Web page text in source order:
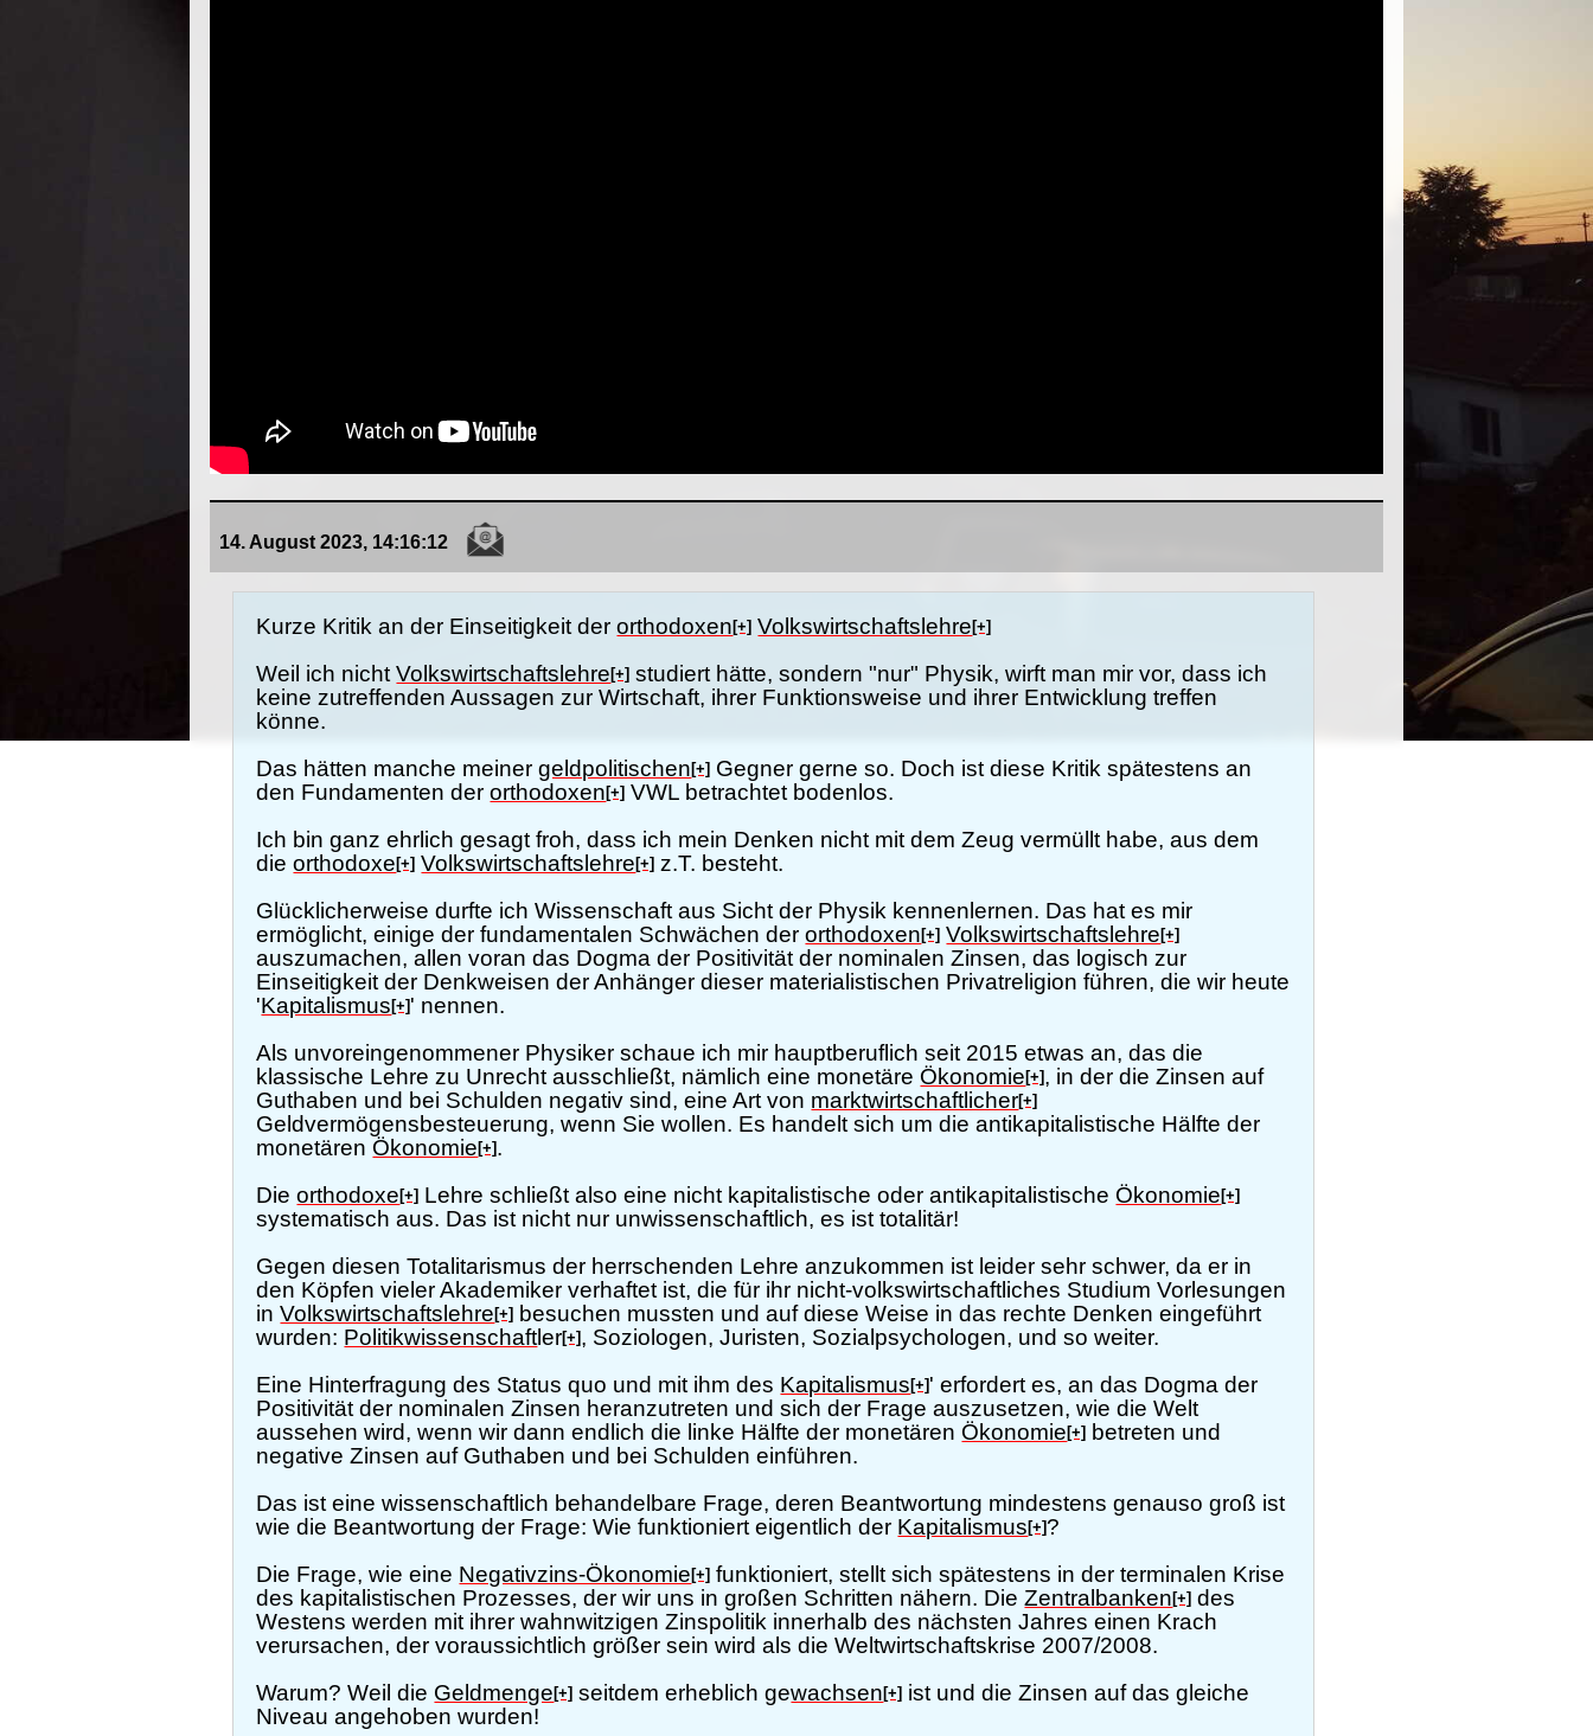
14. August 2023, 14:16:12
Kurze Kritik an der Einseitigkeit derorthodoxen[+] Volkswirtschaftslehre[+]
Weil ich nichtVolkswirtschaftslehre[+] studiert hätte, sondern "nur" Physik, wirft man mir vor, dass ich
keine zutreffenden Aussagen zur Wirtschaft, ihrer Funktionsweise und ihrer Entwicklung treffen
könne.
Das hätten manche meinergeldpolitischen[+] Gegner gerne so. Doch ist diese Kritik spätestens an
den Fundamenten derorthodoxen[+] VWL betrachtet bodenlos.
Ich bin ganz ehrlich gesagt froh, dass ich mein Denken nicht mit dem Zeug vermüllt habe, aus dem
dieorthodoxe[+] Volkswirtschaftslehre[+] z.T. besteht.
Glücklicherweise durfte ich Wissenschaft aus Sicht der Physik kennenlernen. Das hat es mir
ermöglicht, einige der fundamentalen Schwächen derorthodoxen[+] Volkswirtschaftslehre[+]
auszumachen, allen voran das Dogma der Positivität der nominalen Zinsen, das logisch zur
Einseitigkeit der Denkweisen der Anhänger dieser materialistischen Privatreligion führen, die wir heute
'Kapitalismus[+] ' nennen.
Als unvoreingenommener Physiker schaue ich mir hauptberuflich seit 2015 etwas an, das die
klassische Lehre zu Unrecht ausschließt, nämlich eine monetäre Ökonomie[+] , in der die Zinsen auf
Guthaben und bei Schulden negativ sind, eine Art von marktwirtschaftlicher[+]
Geldvermögensbesteuerung, wenn Sie wollen. Es handelt sich um die antikapitalistische Hälfte der
monetären Ökonomie[+] .
Dieorthodoxe[+] Lehre schließt also eine nicht kapitalistische oder antikapitalistische Ökonomie[+]
systematisch aus. Das ist nicht nur unwissenschaftlich, es ist totalitär!
Gegen diesen Totalitarismus der herrschenden Lehre anzukommen ist leider sehr schwer, da er in
den Köpfen vieler Akademiker verhaftet ist, die für ihr nicht-volkswirtschaftliches Studium Vorlesungen
inVolkswirtschaftslehre[+]
besuchen mussten und auf diese Weise in das rechte Denken eingeführt
wurden: Politikwissenschaftler[+] , Soziologen, Juristen, Sozialpsychologen, und so weiter.
Eine Hinterfragung des Status quo und mit ihm des Kapitalismus[+] ' erfordert es, an das Dogma der
Positivität der nominalen Zinsen heranzutreten und sich der Frage auszusetzen, wie die Welt
aussehen wird, wenn wir dann endlich die linke Hälfte der monetären Ökonomie[+]
betreten und
negative Zinsen auf Guthaben und bei Schulden einführen.
Das ist eine wissenschaftlich behandelbare Frage, deren Beantwortung mindestens genauso groß ist
wie die Beantwortung der Frage: Wie funktioniert eigentlich der Kapitalismus[+] ?
Die Frage, wie eine Negativzins-Ökonomie[+] funktioniert, stellt sich spätestens in der terminalen Krise
des kapitalistischen Prozesses, der wir uns in großen Schritten nähern. DieZentralbanken[+] des
Westens werden mit ihrer wahnwitzigen Zinspolitik innerhalb des nächsten Jahres einen Krach
verursachen, der voraussichtlich größer sein wird als die Weltwirtschaftskrise 2007/2008.
Warum? Weil die Geldmenge[+] seitdem erheblich gewachsen[+] ist und die Zinsen auf das gleiche
Niveau angehoben wurden!